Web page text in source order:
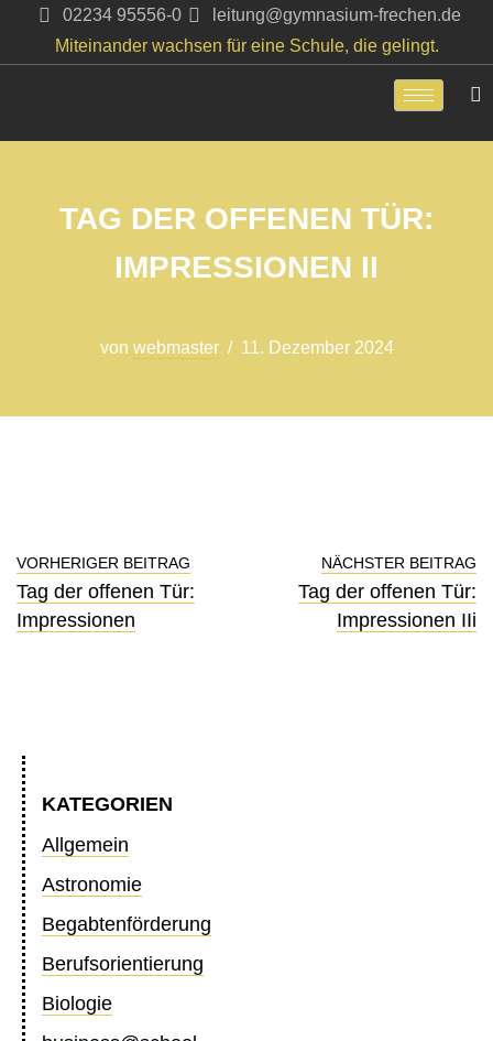
Zum
02234 95556-0
leitung@gymnasium-frechen.de
Miteinander wachsen für eine Schule, die gelingt.
TAG DER OFFENEN TÜR:
IMPRESSIONEN II
von webmaster 11. Dezember 2024
VORHERIGER BEITRAG
Tag der offenen Tür:
Impressionen
NÄCHSTER BEITRAG
Tag der offenen Tür:
Impressionen IIi
KATEGORIEN
Allgemein
Astronomie
Begabtenförderung
Berufsorientierung
Biologie